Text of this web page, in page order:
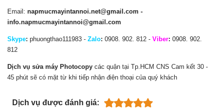
Email: napmucmayintannoi.net@gmail.com -
info.napmucmayintannoi@gmail.com
Skype: phuongthao111983 - Zalo: 0908. 902. 812 - Viber: 0908. 902.
812
Dịch vụ sửa máy Photocopy các quận tại Tp.HCM CNS Cam kết 30 -
45 phút sẽ có mặt từ khi tiếp nhận điện thoại của quý khách
Dịch vụ được đánh giá: